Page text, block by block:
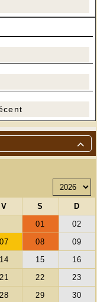
